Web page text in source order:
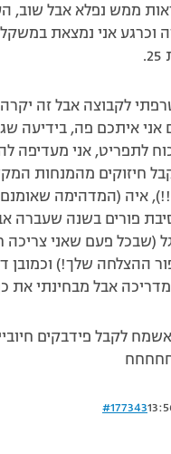
ממש נפלא אבל שוב,
לקבוצה אבל זה
אני איתכם פה, בידיעה
לתפריט, אני מעדיפה
חיזוקים מהמנחות
איה (המדהימה
פורים בשנה שעברה
(שבכל פעם שאני צריכה
ההצלחה שלך!) וכמובן
אבל מבחינתי את
אשמח לקבל פידבקים
#177343